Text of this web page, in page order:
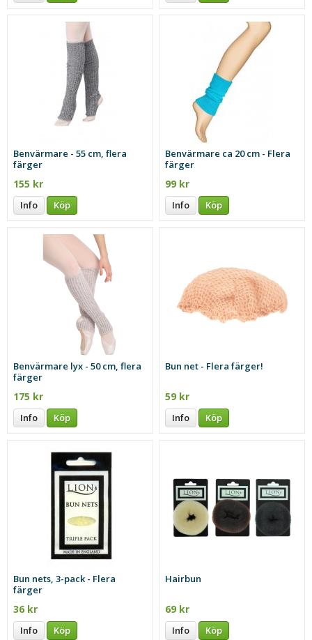
Benvärmare - 55 cm, flera
färger
155 kr
Info Köp
Benvärmare ca 20 cm - Flera
färger
99 kr
Info Köp
Benvärmare lyx - 50 cm, flera
färger
175 kr
Info Köp
Bun net - Flera färger!
59 kr
Info Köp
Bun nets, 3-pack - Flera
färger
36 kr
Info Köp
Hairbun
69 kr
Info Köp